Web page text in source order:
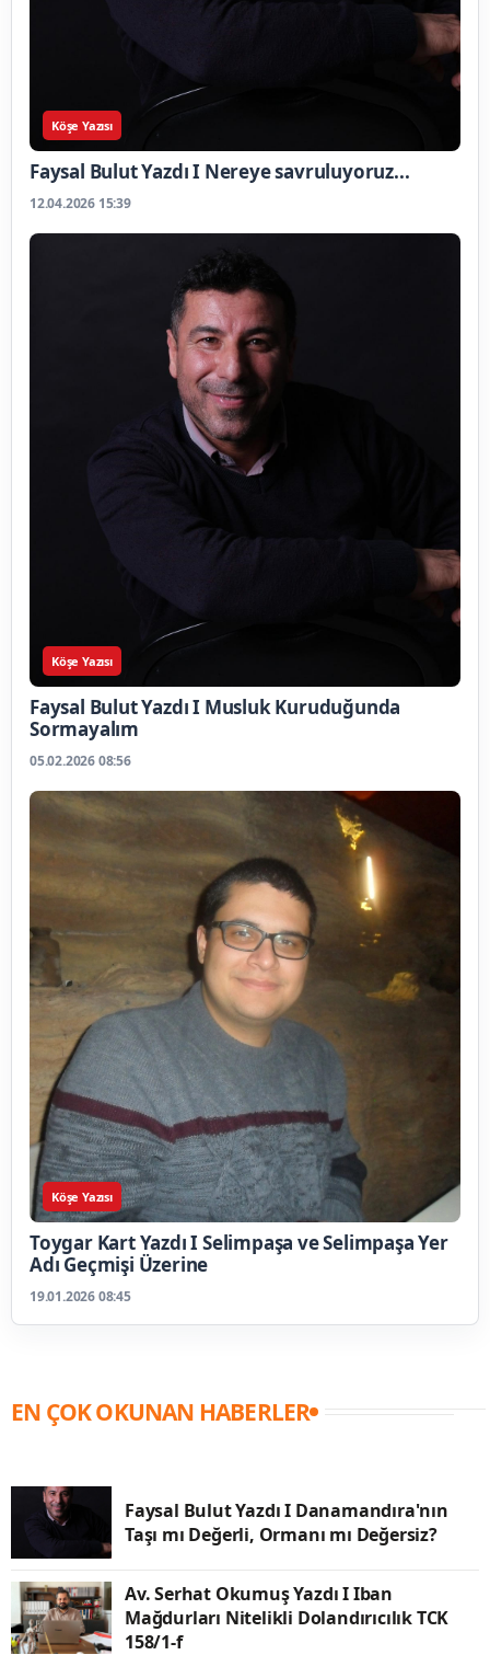
Köşe Yazısı
Faysal Bulut Yazdı I Nereye savruluyoruz...
12.04.2026 15:39
Köşe Yazısı
Faysal Bulut Yazdı I Musluk Kuruduğunda
Sormayalım
05.02.2026 08:56
Köşe Yazısı
Toygar Kart Yazdı I Selimpaşa ve Selimpaşa Yer
Adı Geçmişi Üzerine
19.01.2026 08:45
EN ÇOK OKUNAN HABERLER
Faysal Bulut Yazdı I Danamandıra'nın
Taşı mı Değerli, Ormanı mı Değersiz?
Av. Serhat Okumuş Yazdı I Iban
Mağdurları Nitelikli Dolandırıcılık TCK
158/1-f